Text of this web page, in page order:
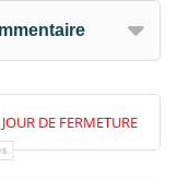
JOUR DE FERMETURE